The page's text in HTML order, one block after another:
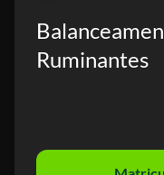
Ruminantes